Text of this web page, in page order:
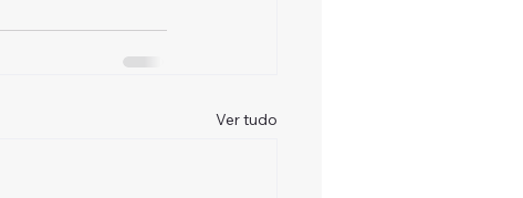
Ver tudo